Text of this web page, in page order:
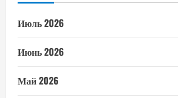
Июль 2026
Июнь 2026
Май 2026